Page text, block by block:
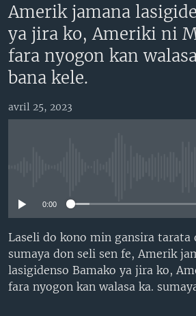
Retour
recherche
AN BA FO!
FARAFINA FOLI
Learning English
SUIVEZ-NOUS
Amerik jamana
ya jira ko, Ameriki ni
fara nyogon kan
bana kele.
avril 25, 2023
0:00
Laseli do kono min gansira tarata
sumaya don seli sen fe, Amerik
lasigidenso Bamako ya jira ko,
fara nyogon kan walasa ka.